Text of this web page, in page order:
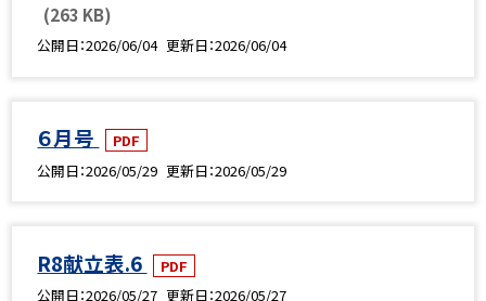
(263 KB)
公開日 2026/06/04 更新日 2026/06/04
６月号
PDF
公開日 2026/05/29 更新日 2026/05/29
R8献立表.6
PDF
公開日 2026/05/27 更新日 2026/05/27